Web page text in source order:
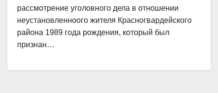
рассмотрение уголовного дела в отношении
неустановленноого жителя Красногвардейского
района 1989 года рождения, который был
признан…